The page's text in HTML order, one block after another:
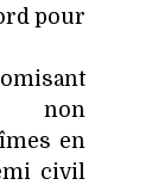
pour
non
en
civil